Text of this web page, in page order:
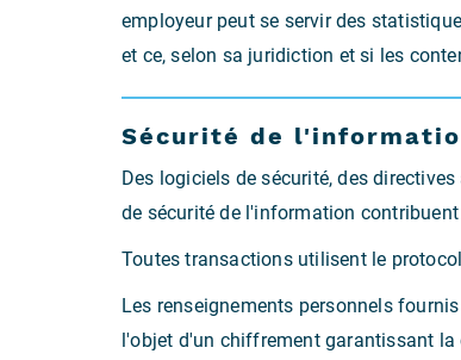
employeur peut se servir des
et ce, selon sa juridiction et si les
Sécurité de
Des logiciels de sécurité, des
de sécurité de l'information
Toutes transactions utilisent le
Les renseignements personnels
l'objet d'un chiffrement garantissant